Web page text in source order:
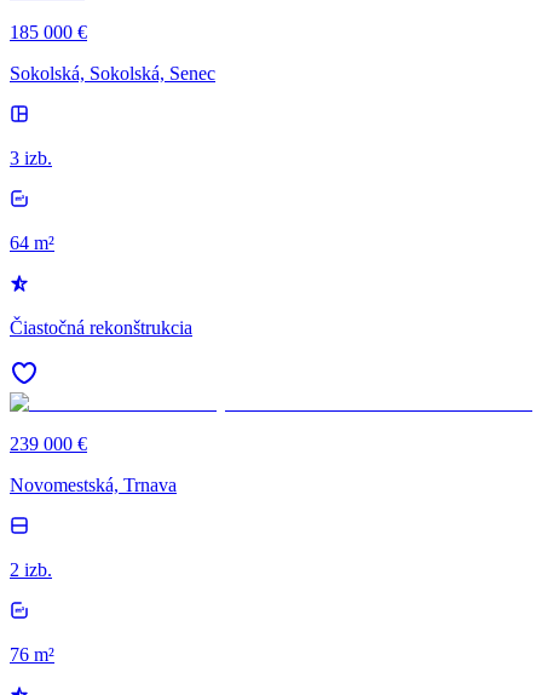
185 000 €
Sokolská, Sokolská, Senec
3 izb.
64 m²
Čiastočná rekonštrukcia
239 000 €
Novomestská, Trnava
2 izb.
76 m²